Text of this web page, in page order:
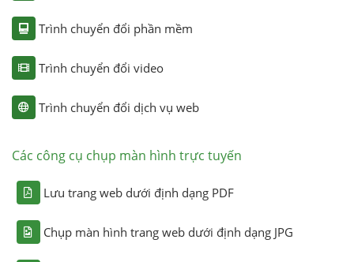
Trình chuyển đổi phần mềm
Trình chuyển đổi video
Trình chuyển đổi dịch vụ web
Các công cụ chụp màn hình trực tuyến
Lưu trang web dưới định dạng PDF
Chụp màn hình trang web dưới định dạng JPG